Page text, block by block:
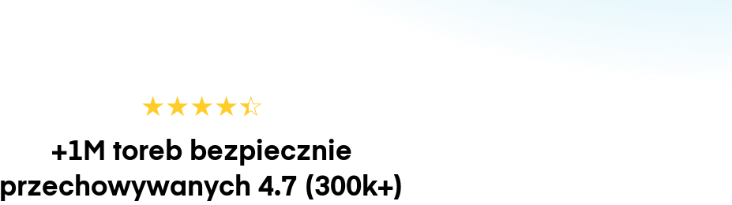
★★★★☆
★
+1M toreb bezpiecznie
przechowywanych 4.7 (300k+)